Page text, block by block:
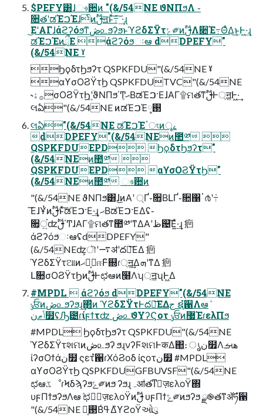
$PEFY͸ɺෳ਺ͷ "(&/54NE ϑΝΠϧΛ ֊
૚తʹಡΈࠐΈɺͭͷࢦࣔॻͱͯ݁͠߹ ͠·͢ɻ
͜ΕʹΑΓɺάϩʔόϧͳڞ௨ϧʔϧͱϓϩδΣΫτݻ༗ͷࢦࣔΛ૊Έ߹ΘͤΔ͜ͱ͕Ͱ͖·͢ɻ
ಡΈࠐΈͷྲྀΕ άϩʔόϧઃఆ dDPEFY"
(&/54NE ˠ
ϦϙδτϦϧʔτ QSPKFDU"(&/54NE ˠ
αϒσΟϨΫτϦ QSPKFDUTVC"(&/54NE
˞࡞ۀσΟϨΫτϦʹ͍ۙϑΝΠϧ΄Ͳޙ͔ΒಡΈࠐ·ΕɺΑΓ۩ମతͳࢦࣔͰ্ॻ͖Ͱ͖·͢
લఏ"(&/54NE ͷಡΈࠐΈ࢓༷
લఏ"(&/54NE ಡΈࠐΈॱংͷৄࡉ
dDPEFY"(&/54NEͷ಺༰ 
QSPKFDUEPD ϦϙδτϦϧʔτ"
(&/54NEͷ಺༰ 
QSPKFDUEPD αϒσΟϨΫτϦ"
(&/54NEͷ಺༰ ෳ਺ͷ
"(&/54NE ϑΝΠϧ͸ɺ͜ͷΑ͏ʹ ্Ґ֊૚͔ΒԼҐ֊૚΁ॱ൪ʹ݁߹
͞ΕɺҰͭͷࢦࣔͱͯ͠ಡΈࠐ·Ε·͢ɻ ޙ͔ΒಡΈࠐ·ΕΔʢ֊
૚͕ਂ͍ʣࢦࣔ΄ͲɺΑΓ۩ମతͳ಺༰ʹͳΔΑ͏ʹظ଴͞Ε͍ͯ·͢ɻ 㾎
άϩʔόϧઃఆʢdDPEFY"
(&/54NEʣ͕ৗʹ࠷ॳʹద༻͞ΕΔ 㾎
ϓϩδΣΫτଆͷࢦ͕ࣔޙஈͰิ଍ɾ্ॻ͖͢ΔܗʹͳΔ 㾎
Լ૚σΟϨΫτϦͷࢦࣔͰಛఆͷ߲໨Λʮ্ॻ͖ʯͰ͖Δ
#MPDL  άϩʔόϧ dDPEFY"(&/54NE
ݸਓͷڞ௨ϧʔϧɻ͢΂ͯͷ ϓϩδΣΫτͰద༻͞ΕΔج ຊํ਑Λఆٛ
ݴޠن໿ʢԠ౴ɾίϝϯτʣ ڞ௨ϑΥʔϚοτ ݸਓͷ޷ΈɾελΠϧ
#MPDL ϦϙδτϦϧʔτ QSPKFDU"(&/54NE
ϓϩδΣΫτશମͷڞ௨ϧʔ ϧɻνʔϜશମͰकΔ΂͖։ ൃن໿Λهࡌ
ίʔσΟϯάن໿ ςετํ਑ɾΧόϨοδ ίϛοτن໿ #MPDL
αϒσΟϨΫτϦ QSPKFDUGFBUVSF"(&/54NE
ಛఆػೳɾϞδϡʔϧݻ༗ͷϧ ʔϧɻہॴతͳٕज़ελοΫ΍
υϝΠϯϧʔϧΛఆٛ ಛఆٕज़ελοΫͷࢦࣔ υϝΠϯݻ༗ͷϧʔϧ ྫ֎తͳॲཧํ਑
"(&/54NE ࢓༷͔Βߟ͑Δ̏ϒϩοΫઓུ